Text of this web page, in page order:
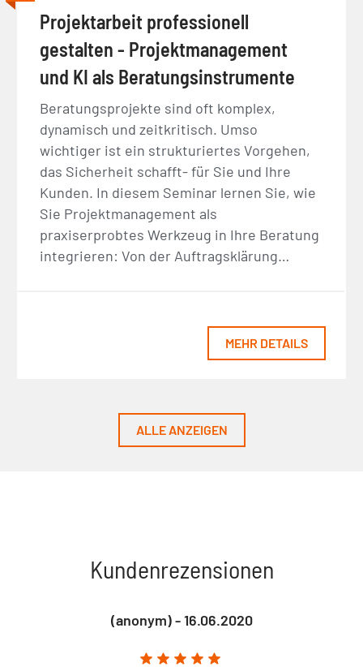
Projektarbeit professionell
gestalten - Projektmanagement
und KI als Beratungsinstrumente
Beratungsprojekte sind oft komplex,
dynamisch und zeitkritisch. Umso
wichtiger ist ein strukturiertes Vorgehen,
das Sicherheit schafft- für Sie und Ihre
Kunden. In diesem Seminar lernen Sie, wie
Sie Projektmanagement als
praxiserprobtes Werkzeug in Ihre Beratung
integrieren: Von der Auftragsklärung…
MEHR DETAILS
ALLE ANZEIGEN
Kundenrezensionen
(anonym) - 16.06.2020